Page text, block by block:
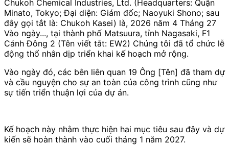
Chukoh Chemical Industries, Ltd. (Headquarters: Quận
Minato, Tokyo; Đại diện: Giám đốc; Naoyuki Shono; sau
đây gọi tắt là: Chukoh Kasei) là, 2026 năm 4 Tháng 27
Vào ngày..., tại thành phố Matsuura, tỉnh Nagasaki, F1
Cánh Đông 2 (Tên viết tắt: EW2) Chúng tôi đã tổ chức lễ
động thổ nhân dịp triển khai kế hoạch mở rộng.
Vào ngày đó, các bên liên quan 19 Ông [Tên] đã tham dự
và cầu nguyện cho sự an toàn của công trình cũng như
sự tiến triển thuận lợi của dự án.
Kế hoạch này nhằm thực hiện hai mục tiêu sau đây và dự
kiến sẽ hoàn thành vào cuối tháng 1 năm 2027.